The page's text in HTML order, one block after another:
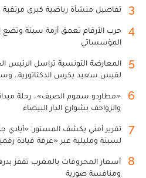
3 تفاصيل منشأة رياضية كبرى مرتقبة
4
حرب الأرقام تعمق أزمة سبتة وتضع
المؤسساتي
5
المعارضة التونسية تراسل الرئيس
لقيس سعيد يكرس الدكتاتورية..
6
«مطارِدو سموم الصيف».. رحلة
والزواحف بشوارع الدار البيضاء
7
تقرير أمني يكشف المستور: «أيادي
لسبتة ومليلية عبر «غرفة قيادة
8
أسعار المحروقات بالمغرب تقفز
ومنافسة صورية